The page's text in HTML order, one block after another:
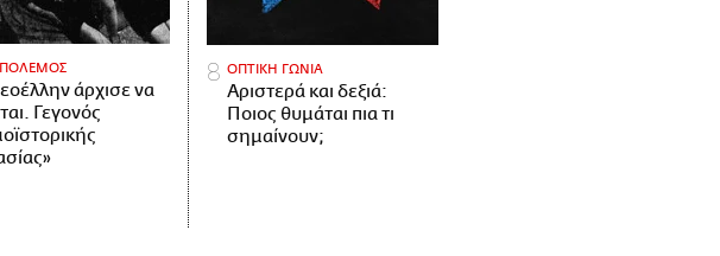
άρχισε να
Γεγονός
ΟΠΤΙΚΗ ΓΩΝΙΑ
Αριστερά και δεξιά:
Ποιος θυμάται πια τι
σημαίνουν;